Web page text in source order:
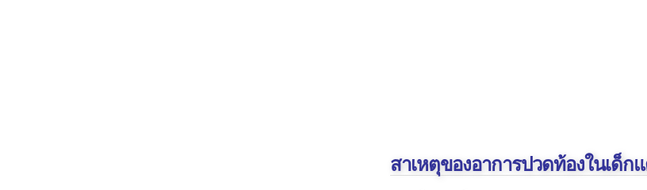
สาเหตุของอาการปวดท้องในเด็ก